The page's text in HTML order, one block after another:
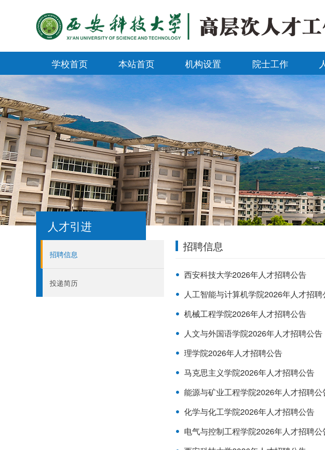
学校首页 本站首页 机构设置 院士工作
人才引进
招聘信息
投递简历
招聘信息
西安科技大学2026年人才招聘公告
人工智能与计算机学院2026年人才招聘
机械工程学院2026年人才招聘公告
人文与外国语学院2026年人才招聘公告
理学院2026年人才招聘公告
马克思主义学院2026年人才招聘公告
能源与矿业工程学院2026年人才招聘公
化学与化工学院2026年人才招聘公告
电气与控制工程学院2026年人才招聘公